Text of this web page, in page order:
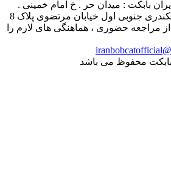
بابکت : میدان حر . خ امام خمینی .
خیابان کمالی . خیابان اسکندری جنوبی اول خیابان مرتضوی پلاک 8
مراجعه حضوری ، هماهنگی های لازم را
محفوظ می باشد